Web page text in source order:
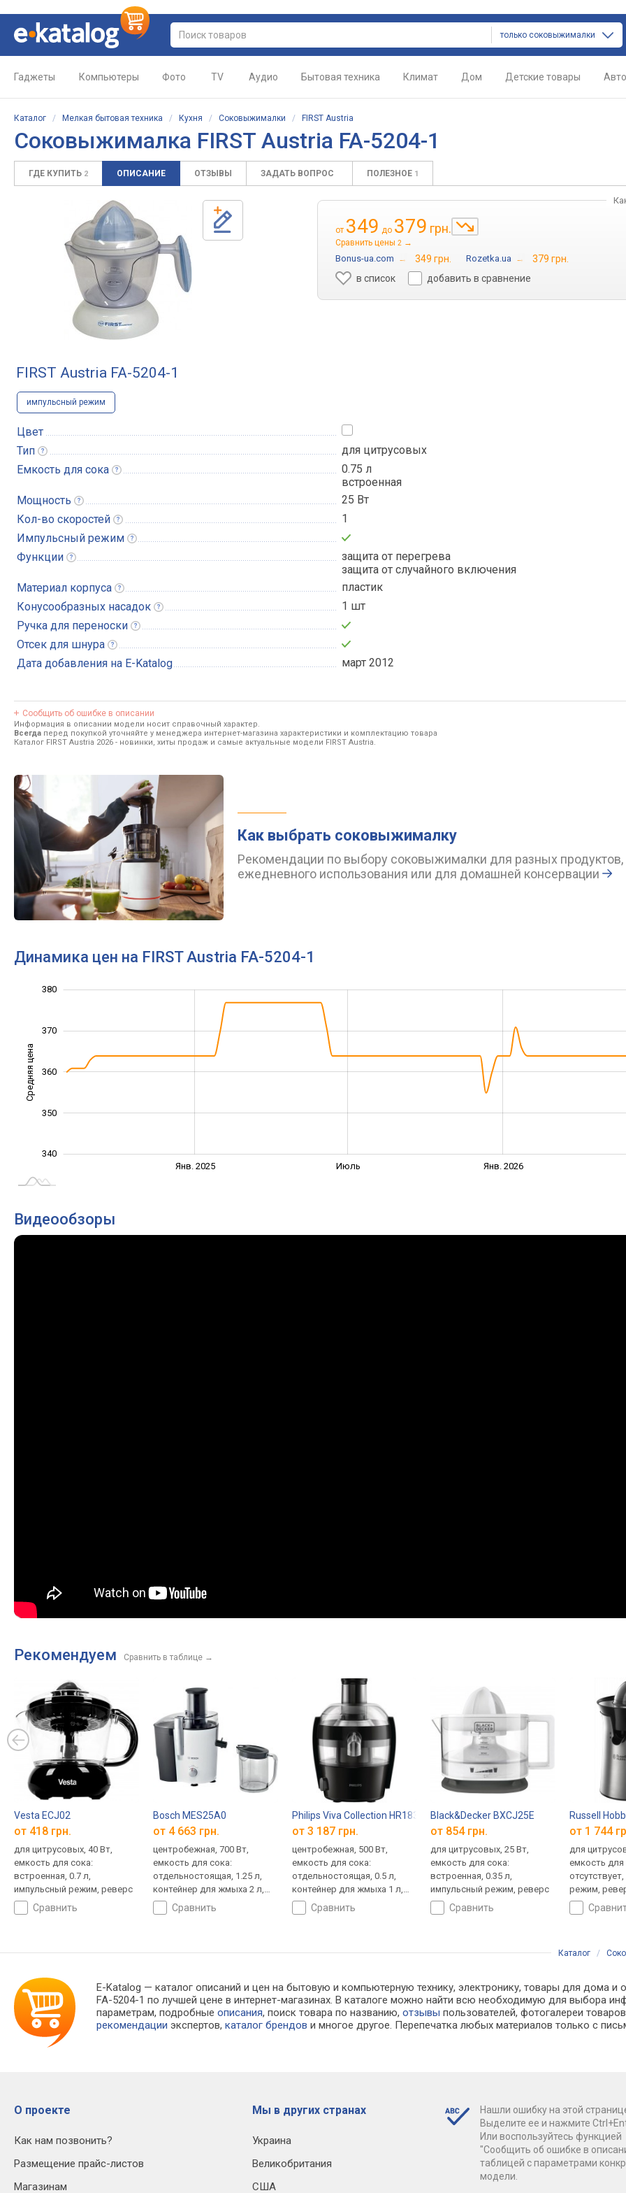
только соковыжималки
Гаджеты Компьютеры Фото TV Аудио Бытовая техника Климат Дом Детские товары Авто
Каталог / Мелкая бытовая техника / Кухня / Соковыжималки / FIRST Austria
Соковыжималка FIRST Austria FA-5204-1
ГДЕ КУПИТЬ 2 ОПИСАНИЕ ОТЗЫВЫ ЗАДАТЬ ВОПРОС ПОЛЕЗНОЕ 1
от 349 до 379 грн.
Сравнить цены 2 →
Bonus-ua.com → 349 грн. Rozetka.ua →
379 грн.
в список
добавить в сравнение
FIRST Austria FA-5204-1
импульсный режим
Цвет
Тип
для цитрусовых
Емкость для сока
0.75 л
встроенная
Мощность
25 Вт
Кол-во скоростей
1
Импульсный режим
Функции
защита от перегрева
защита от случайного включения
Материал корпуса
пластик
Конусообразных насадок
1 шт
Ручка для переноски
Отсек для шнура
Дата добавления на E-Katalog
март 2012
Сообщить об ошибке в описании
Информация в описании модели носит справочный характер.
Всегда перед покупкой уточняйте у менеджера интернет-магазина характеристики и комплектацию товара
Каталог FIRST Austria 2026 - новинки, хиты продаж и самые актуальные модели FIRST Austria.
Как выбрать соковыжималку
Рекомендации по выбору соковыжималки для разных
ежедневного использования или для домашней консервации
Динамика цен на FIRST Austria FA-5204-1
Средняя цена 340
340
350
360
370
380
Янв. 2025 Июль Янв. 2026
Видеообзоры
Рекомендуем Сравнить в таблице →
Vesta ECJ02
от 418 грн.
для цитрусовых, 40 Вт,
емкость для сока:
встроенная, 0.7 л,
импульсный режим, реверс
сравнить
Bosch MES25A0
от 4 663 грн.
центробежная, 700 Вт,
емкость для сока:
отдельностоящая, 1.25 л,
контейнер для жмыха 2 л,
"капля-стоп"
сравнить
Philips Viva Collection HR1832/02
от 3 187 грн.
центробежная, 500 Вт,
емкость для сока:
отдельностоящая, 0.5 л,
контейнер для жмыха 1 л,
"капля-стоп"
сравнить
Black&Decker BXCJ25E
от 854 грн.
для цитрусовых, 25 Вт,
емкость для сока:
встроенная, 0.35 л,
импульсный режим, реверс
сравнить
Russell
от 1 744
для
емкость для
режим,
Каталог /
E-Katalog — каталог описаний и цен на бытовую и компьютерную технику, электронику, товары для дома
FA-5204-1 по лучшей цене в интернет-магазинах. В каталоге можно найти всю необходимую для выбора
параметрам, подробныеописания, поиск товара по названию,отзывы пользователей, фотогалереи
рекомендации экспертов,каталог брендов и многое другое. Перепечатка любых материалов только с
О проекте
Как нам позвонить?
Размещение прайс-листов
Магазинам
Мы в других странах
Украина
Великобритания
США
Нашли ошибку на этой
Выделите ее и нажмите
Или воспользуйтесь функцией
"Сообщить об ошибке в
таблицей с параметрами
модели.